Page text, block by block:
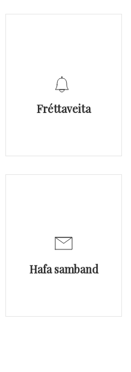
Fréttaveita
Hafa samband